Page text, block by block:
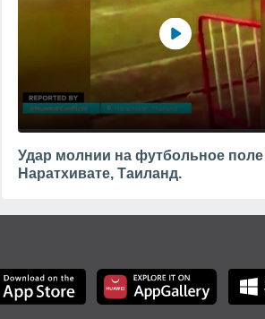
Удар молнии на футбольное
Наратхивате, Таиланд.